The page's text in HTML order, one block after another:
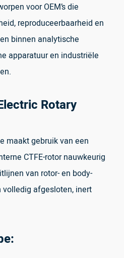
voor OEM’s die
reproduceerbaarheid en
binnen analytische
apparatuur en industriële
Rotary
maakt gebruik van een
CTFE-rotor nauwkeurig
van rotor- en body-
afgesloten, inert